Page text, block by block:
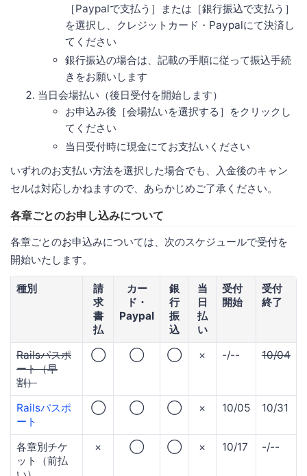
［Paypalで支払う］または［銀行振込で支払う］
を選択し、クレジットカード・Paypalにて決済し
てください
銀行振込の場合は、記載の手順に従って振込手続
きをお願いします
当日会場払い（後日受付を開始します）
お申込み後［会場払いを選択する］をクリックし
てください
当日受付時に現金にてお支払いください
いずれのお支払い方法を選択した場合でも、入金後のキャン
セルは対応しかねますので、あらかじめご了承ください。
各章ごとのお申し込みについて
各章ごとのお申込みについては、次のスケジュールで受付を
開始いたします。
種別
請
求
書
払
カー
ド・
Paypal
銀
行
振
込
当
日
払
い
受付
開始
受付
終了
Railsパスポ
ート（早
割）
◯ ◯ ◯ × -/-- 10/04
Railsパスポ
ート
◯ ◯ ◯ × 10/05 10/31
各章別チケ
ット（前払
× ◯ ◯ × 10/17 -/--